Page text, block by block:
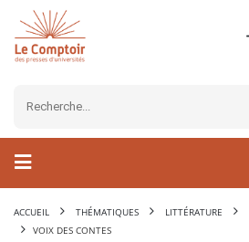
ACCUEIL THÉMATIQUES LITTÉRATURE
VOIX DES CONTES